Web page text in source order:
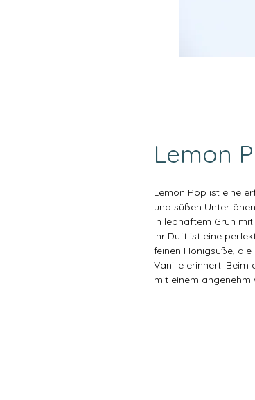
Lemon
Lemon Pop ist eine
und süßen
in lebhaftem Grün
Ihr Duft ist eine
feinen Honigsüße,
Vanille erinnert.
mit einem angenehm